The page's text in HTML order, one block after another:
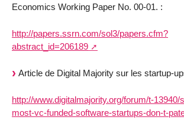
Economics Working Paper No. 00-01. :
http://papers.ssrn.com/sol3/papers.cfm?
abstract_id=206189
Article de Digital Majority sur les startup-
http://www.digitalmajority.org/forum/t-
most-vc-funded-software-startups-don-t-